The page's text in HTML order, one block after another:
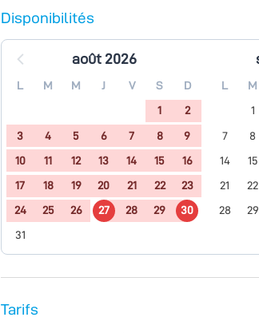
Disponibilités
août 2026
L M M J V S
D
1
2
3
4 5 6 7 8
9
10
11 12 13 14 15
16
17
18 19 20 21 22
23
24
25 26 27 28 29
30
31
L M
1
7
8
14
15
21
22
28
29
Tarifs